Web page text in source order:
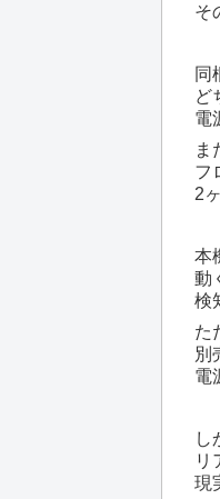
そ
同
ど
電
ま
フ
2
本
動
検
た
別
電
し
リ
現